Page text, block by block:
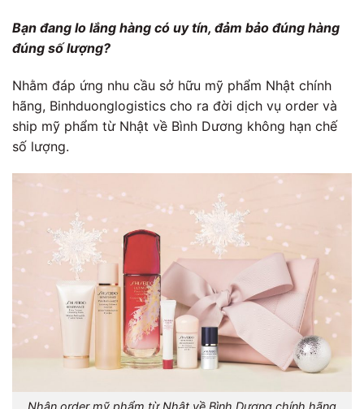
Bạn đang lo lắng hàng có uy tín, đảm bảo đúng hàng
đúng số lượng?
Nhằm đáp ứng nhu cầu sở hữu mỹ phẩm Nhật chính
hãng, Binhduonglogistics cho ra đời dịch vụ order và
ship mỹ phẩm từ Nhật về Bình Dương không hạn chế
số lượng.
Nhận order mỹ phẩm từ Nhật về Bình Dương chính hãng